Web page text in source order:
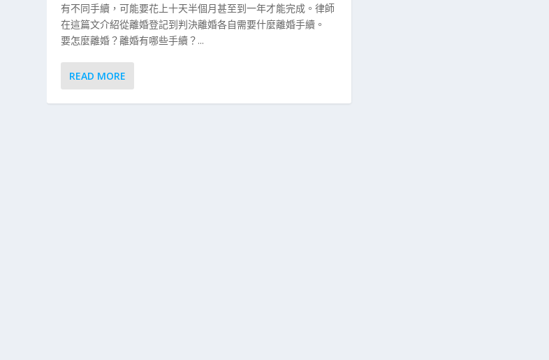
有不同手續，可能要花上十天半個月甚至到一年才能完成。律師
在這篇文介紹從離婚登記到判決離婚各自需要什麼離婚手續。
要怎麼離婚？離婚有哪些手續？...
READ MORE